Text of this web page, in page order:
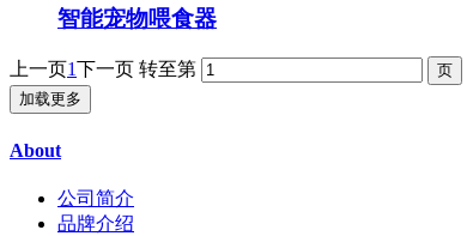
智能宠物喂食器
上一页1下一页 转至第
加载更多
About
公司简介
品牌介绍